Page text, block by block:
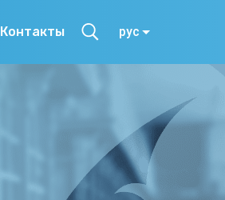
Контакты рус